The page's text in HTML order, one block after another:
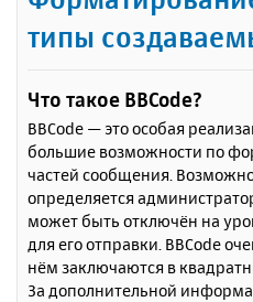
типы
Что такое BBCode?
BBCode — это особая
большие возможности по
частей сообщения.
определяется
может быть отключён на
для его отправки. BBCode
нём заключаются в
За дополнительной